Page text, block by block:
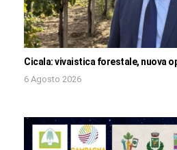
Cicala: vivaistica forestale, nuova
6 Agosto 2026